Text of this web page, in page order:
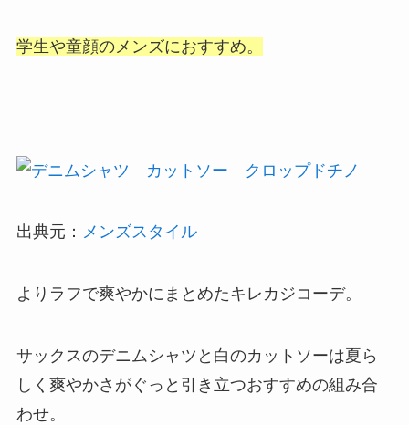
学生や童顔のメンズにおすすめ。
出典元： メンズスタイル
よりラフで爽やかにまとめたキレカジコーデ。
サックスのデニムシャツと白のカットソーは夏ら
しく爽やかさがぐっと引き立つおすすめの組み合
わせ。